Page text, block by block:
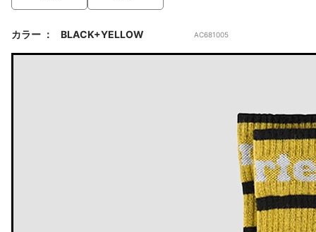
カラー BLACK+YELLOW AC681005